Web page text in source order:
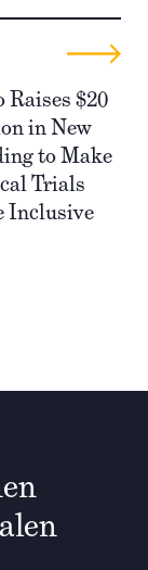
Raises $20
in New
to Make
Trials
Inclusive